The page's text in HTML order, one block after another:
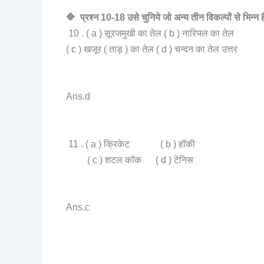
🔷 प्रश्न 10-18 उसे चुनिये जो अन्य तीन विकल्पों से भिन्न
10 . ( a ) सूरजमुखी का तेल ( b ) नारियल का तेल
( c ) खजूर ( ताड़ ) का तेल ( d ) चन्दन का तेल उत्तर
Ans.d
11 . ( a ) क्रिकेट ( b ) हॉकी
( c ) शटल कॉक ( d ) टेनिस
Ans.c